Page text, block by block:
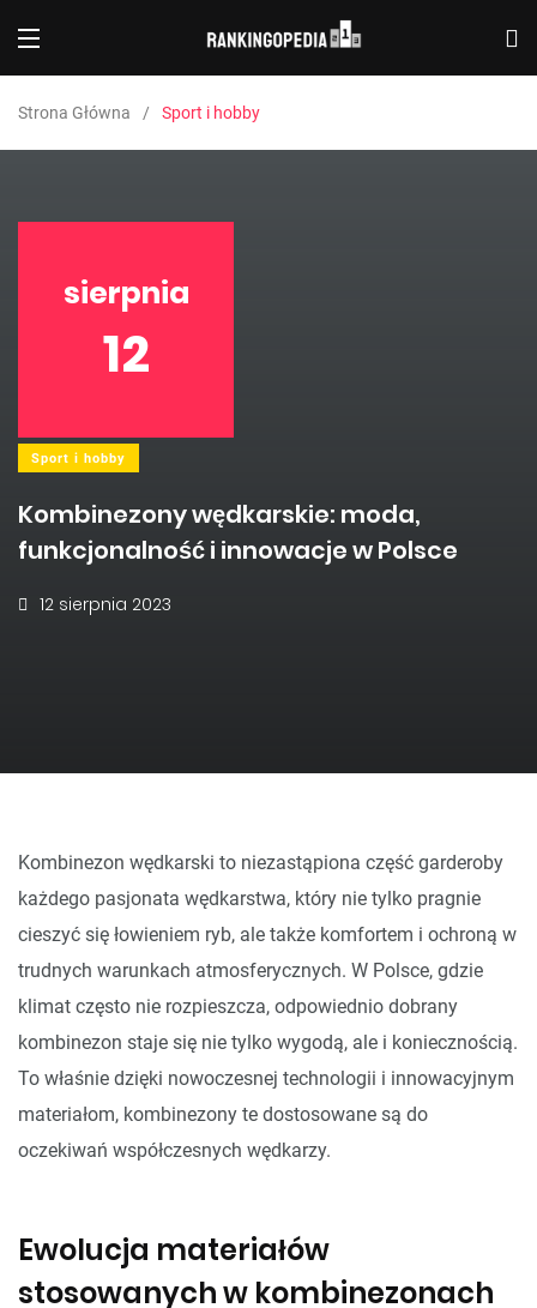
Strona Główna Sport i hobby
sierpnia
12
Sport i hobby
Kombinezony wędkarskie: moda,
funkcjonalność i innowacje w Polsce
12 sierpnia 2023
Kombinezon wędkarski to niezastąpiona część garderoby
każdego pasjonata wędkarstwa, który nie tylko pragnie
cieszyć się łowieniem ryb, ale także komfortem i ochroną w
trudnych warunkach atmosferycznych. W Polsce, gdzie
klimat często nie rozpieszcza, odpowiednio dobrany
kombinezon staje się nie tylko wygodą, ale i koniecznością.
To właśnie dzięki nowoczesnej technologii i innowacyjnym
materiałom, kombinezony te dostosowane są do
oczekiwań współczesnych wędkarzy.
Ewolucja materiałów
stosowanych w kombinezonach